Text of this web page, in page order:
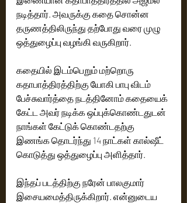
நடித்தார். அவருக்கு கதை சொன்ன
தருணத்திலிருந்து தற்போது வரை முழு
ஒத்துழைப்பு வழங்கி வருகிறார்.
கதையில் இடம்பெறும் மற்றொரு
கதாபாத்திரத்திற்கு யோகி பாபு விடம்
பேச்சுவார்த்தை நடத்தினோம் கதையைக்
கேட்ட அவர் நடிக்க ஒப்புக்கொண்டதுடன்
நாங்கள் கேட்டுக் கொண்டதற்கு
இணங்க தொடர்ந்து 14 நாட்கள் கால்ஷீட்
கொடுத்து ஒத்துழைப்பு அளித்தார்.
இந்தப் படத்திற்கு நரேன் பாலகுமார்
இசையமைத்திருக்கிறார். என்னுடைய